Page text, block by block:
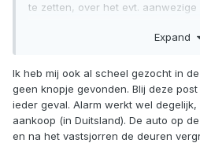
te zetten, over het evt.
In het instructieboekje heeft men
knopje...? Iemand anders met een
weet?
Expand
Ik heb mij ook al scheel gezocht in
geen knopje gevonden. Blij deze
ieder geval. Alarm werkt wel
aankoop (in Duitsland). De auto op
en na het vastsjorren de deuren